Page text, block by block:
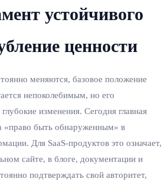
устойчивого
ценности
меняются, базовое положение
непоколебимым, но его
изменения. Сегодня главная
«право быть обнаруженным» в
Для SaaS-продуктов это означает,
сайте, в блоге, документации и
подтверждать свой авторитет,